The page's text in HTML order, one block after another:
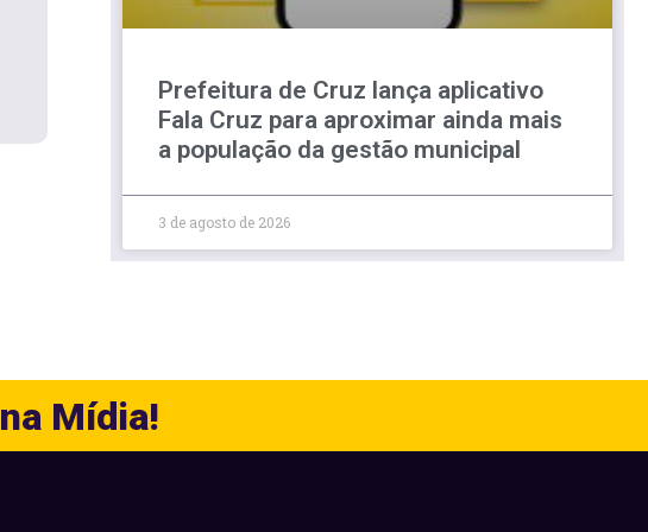
Prefeitura de Cruz lança aplicativo
Fala Cruz para aproximar ainda mais
a população da gestão municipal
3 de agosto de 2026
Mídia!